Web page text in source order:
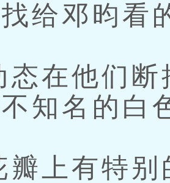
给邓昀看
在他们断
知名的白
上有特别